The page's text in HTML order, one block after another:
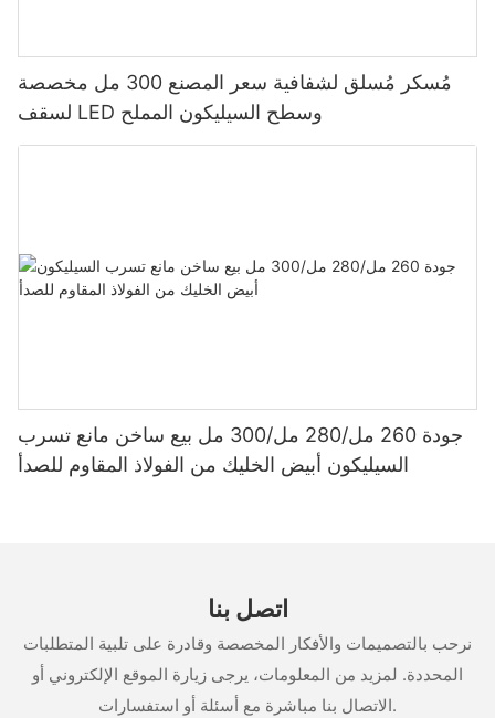
مُسكر مُسلق لشفافية سعر المصنع 300 مل مخصصة
لسقف LED وسطح السيليكون المملح
جودة 260 مل/280 مل/300 مل بيع ساخن مانع تسرب
السيليكون أبيض الخليك من الفولاذ المقاوم للصدأ
اتصل بنا
نرحب بالتصميمات والأفكار المخصصة وقادرة على تلبية المتطلبات
المحددة. لمزيد من المعلومات، يرجى زيارة الموقع الإلكتروني أو
الاتصال بنا مباشرة مع أسئلة أو استفسارات.